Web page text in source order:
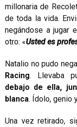
millonaria de
de toda la vida.
negándose a jugar
otro: «Usted es
Natalio no pudo
Racing. Llevaba
debajo de ella,
blanca. Ídolo, genio
Una vez retirado,